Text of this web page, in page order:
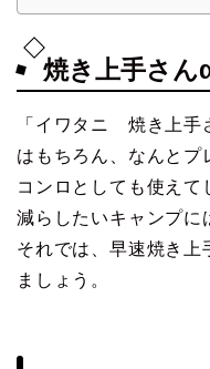
焼き上手さん
「イワタニ 焼き上手
はもちろん、なんとプ
コンロとしても使えて
減らしたいキャンプに
それでは、早速焼き上
ましょう。